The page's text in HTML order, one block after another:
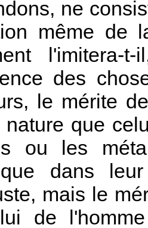
ne
même de
des
le mérite
nature que
ou les
dans
mais le
de